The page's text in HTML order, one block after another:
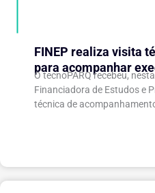
FINEP realiza visita
para acompanhar
expansão do Parque
O tecnoPARQ recebeu,
Financiadora de Estudos e
técnica de